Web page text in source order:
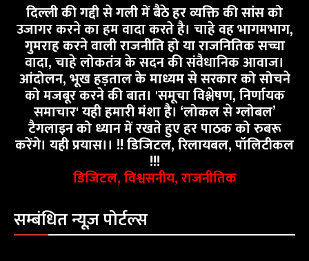
दिल्ली की गद्दी से गली में बैठे हर व्यक्ति की सांस को
उजागर करने का हम वादा करते है। चाहे वह भागमभाग,
गुमराह करने वाली राजनीति हो या राजनितिक सच्चा
वादा, चाहे लोकतंत्र के सदन की संवैधानिक आवाज।
आंदोलन, भूख हड़ताल के माध्यम से सरकार को सोचने
को मजबूर करने की बात। 'समूचा विश्लेषण, निर्णायक
समाचार' यही हमारी मंशा है। ‘लोकल से ग्लोबल’
टैगलाइन को ध्यान में रखते हुए हर पाठक को रुबरू
करेंगे। यही प्रयास।। !! डिजिटल, रिलायबल, पॉलिटीकल
!!!
डिजिटल, विश्वसनीय, राजनीतिक
सम्बंधित न्यूज़ पोर्टल्स